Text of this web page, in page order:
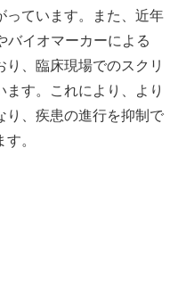
っています。また、近年
バイオマーカーによる
、臨床現場でのスクリ
す。これにより、より
り、疾患の進行を抑制で
。